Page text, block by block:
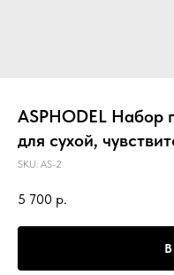
ASPHODEL Набор
для сухой,
SKU: AS-2
5 700 р.